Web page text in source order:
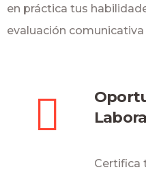
en práctica tus
evaluación
Certifica